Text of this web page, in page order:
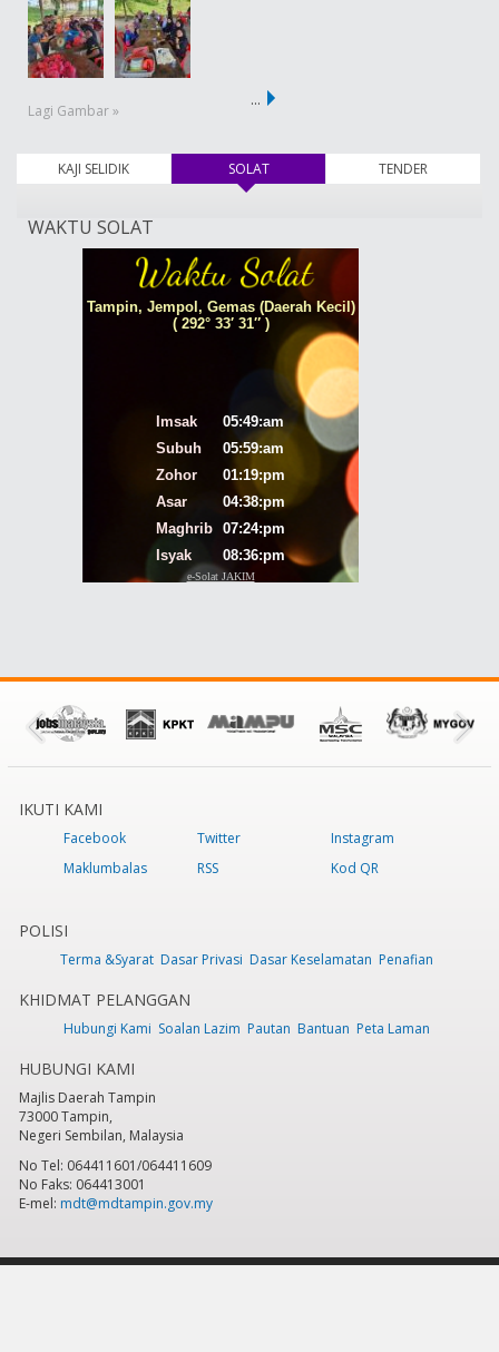
Lagi Gambar »
…
KAJI SELIDIK SOLAT(tab aktif) TENDER
WAKTU SOLAT
IKUTI KAMI
Facebook Twitter
Instagram
Maklumbalas
RSS Kod QR
POLISI
Terma &Syarat Dasar Privasi Dasar Keselamatan Penafian
KHIDMAT PELANGGAN
Hubungi Kami Soalan Lazim Pautan Bantuan Peta Laman
HUBUNGI KAMI
Majlis Daerah Tampin
73000 Tampin,
Negeri Sembilan, Malaysia
No Tel: 064411601/064411609
No Faks: 064413001
E-mel: mdt@mdtampin.gov.my